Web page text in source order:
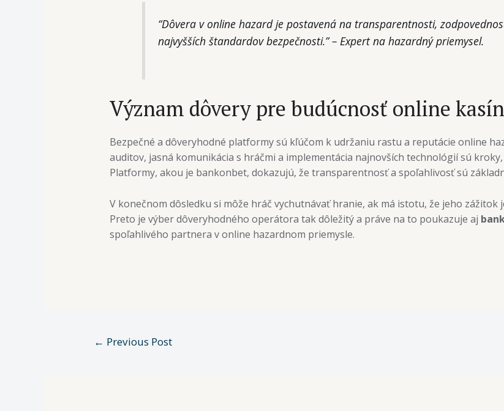
“Dôvera v online hazard je postavená na transparentnosti,
najvyšších štandardov bezpečnosti.” – Expert na hazardný priemysel.
Význam dôvery pre budúcnosť online kasín
Bezpečné a dôveryhodné platformy sú kľúčom k udržaniu rastu a reputácie online
auditov, jasná komunikácia s hráčmi a implementácia najnovších technológií sú
Platformy, akou je bankonbet, dokazujú, že transparentnosť a spoľahlivosť sú
V konečnom dôsledku si môže hráč vychutnávať hranie, ak má istotu, že jeho
Preto je výber dôveryhodného operátora tak dôležitý a práve na to poukazuje aj
spoľahlivého partnera v online hazardnom priemysle.
← Previous Post